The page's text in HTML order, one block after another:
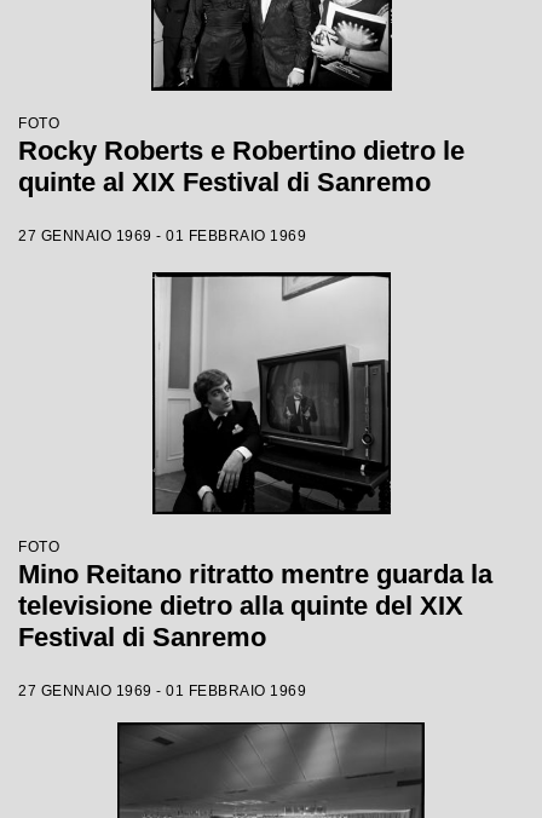
FOTO
Rocky Roberts e Robertino dietro le
quinte al XIX Festival di Sanremo
27 GENNAIO 1969 - 01 FEBBRAIO 1969
FOTO
Mino Reitano ritratto mentre guarda la
televisione dietro alla quinte del XIX
Festival di Sanremo
27 GENNAIO 1969 - 01 FEBBRAIO 1969